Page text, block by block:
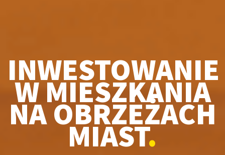
INWESTOWANIE
W MIESZKANIA
NA OBRZEŻACH
MIAST.